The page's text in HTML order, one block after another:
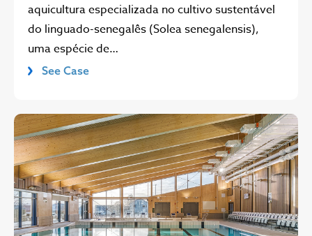
aquicultura especializada no cultivo sustentável
do linguado-senegalês (Solea senegalensis),
uma espécie de…
See Case